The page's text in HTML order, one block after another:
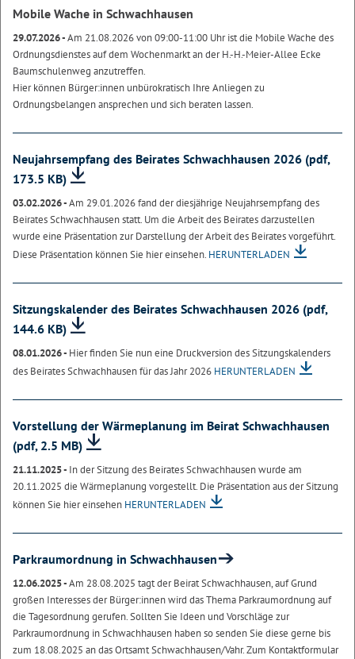
Mobile Wache in Schwachhausen
29.07.2026 -Am 21.08.2026 von 09:00-11:00 Uhr ist die Mobile Wache des
Ordnungsdienstes auf dem Wochenmarkt an der H.-H.-Meier-Allee Ecke
Baumschulenweg anzutreffen.
Hier können Bürger:innen unbürokratisch Ihre Anliegen zu
Ordnungsbelangen ansprechen und sich beraten lassen.
Neujahrsempfang des Beirates Schwachhausen 2026 (pdf,
173.5 KB)
03.02.2026 -Am 29.01.2026 fand der diesjährige Neujahrsempfang des
Beirates Schwachhausen statt. Um die Arbeit des Beirates darzustellen
wurde eine Präsentation zur Darstellung der Arbeit des Beirates vorgeführt.
Diese Präsentation können Sie hier einsehen. HERUNTERLADEN
Sitzungskalender des Beirates Schwachhausen 2026 (pdf,
144.6 KB)
08.01.2026 - Hier finden Sie nun eine Druckversion des Sitzungskalenders
des Beirates Schwachhausen für das Jahr 2026 HERUNTERLADEN
Vorstellung der Wärmeplanung im Beirat Schwachhausen
(pdf, 2.5 MB)
21.11.2025 - In der Sitzung des Beirates Schwachhausen wurde am
20.11.2025 die Wärmeplanung vorgestellt. Die Präsentation aus der Sitzung
können Sie hier einsehen HERUNTERLADEN
Parkraumordnung in Schwachhausen
12.06.2025 -Am 28.08.2025 tagt der Beirat Schwachhausen, auf Grund
großen Interesses der Bürger:innen wird das Thema Parkraumordnung auf
die Tagesordnung gerufen. Sollten Sie Ideen und Vorschläge zur
Parkraumordnung in Schwachhausen haben so senden Sie diese gerne bis
zum 18.08.2025 an das Ortsamt Schwachhausen/Vahr. Zum Kontaktformular